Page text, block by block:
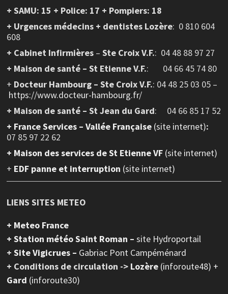
+ SAMU: 15 + Police: 17 + Pompiers: 18
+ Urgences médecins + dentistes Lozère: 0 810 604
608
+ Cabinet Infirmières– Ste Croix V.F.: 04 48 88 97 27
+ Maison de santé – St Etienne V.F.: 04 66 45 74 80
+ Docteur Hambourg – Ste Croix V.F.: 04 48 25 03 05 –
https://www.docteur-hambourg.fr/
+ Maison de santé – St Jean du Gard: 04 66 85 17 52
+ France Services – Vallée Française (site internet):
07 85 97 22 62
+ Maison des services de St Etienne VF (site internet)
+ EDF panne et interruption (site internet)
LIENS SITES METEO
+ Meteo France
+ Station météo Saint Roman – site Hydroportail
+ Site Vigicrues – Gabriac Pont Campéménard
+ Conditions de circulation -> Lozère (inforoute48) +
Gard (inforoute30)